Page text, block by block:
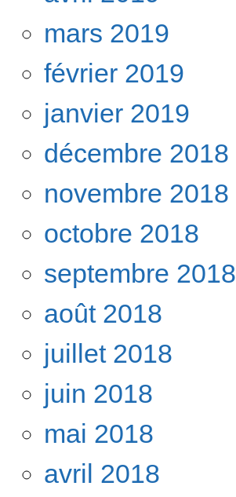
mars 2019
février 2019
janvier 2019
décembre 2018
novembre 2018
octobre 2018
septembre 2018
août 2018
juillet 2018
juin 2018
mai 2018
avril 2018